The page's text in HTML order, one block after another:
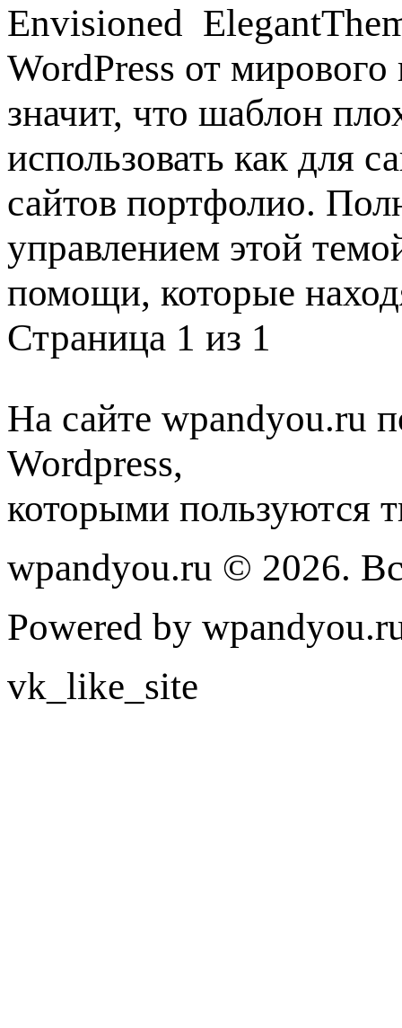
Envisioned
WordPress от
значит, что шаблон
использовать как для
сайтов портфолио.
управлением этой
помощи, которые
Страница 1 из 1
На сайте wpandyou.ru
Wordpress,
которыми пользуются
wpandyou.ru © 2026.
Powered by
vk_like_site